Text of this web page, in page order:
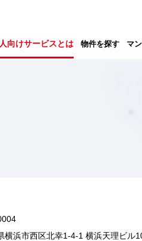
向けサービスとは 物件を探す マ
横浜市西区北幸1-4-1 横浜天理ビル